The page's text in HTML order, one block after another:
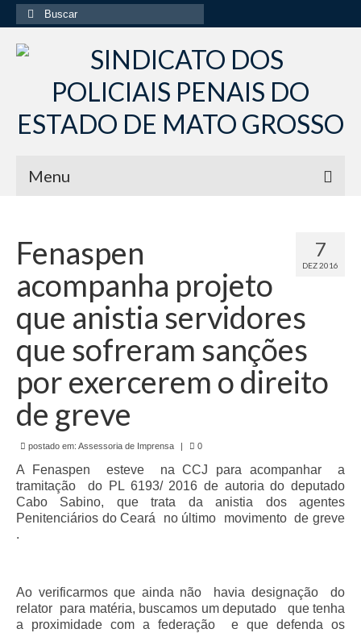
Buscar
por:
Menu
Institucional
Diretoria Sindsppen
Histórico do Sindsppen
Histórico do Sistema Penitenciário do Estado
Estatuto do Sindsppen
Tabela Salarial do Sistema Penitenciário
Serviços prestados pelo Sindicato dos
Servidores Penitenciários de Mato Grosso
Artigos
7
DEZ 2016
Fenaspen
acompanha projeto
que anistia servidores
que sofreram sanções
por exercerem o direito
de greve
postado em: Assessoria de Imprensa | 0
A Fenaspen esteve na CCJ para acompanhar a
tramitação do PL 6193/ 2016 de autoria do deputado
Cabo Sabino, que trata da anistia dos agentes
Penitenciários do Ceará no último movimento de greve
.
Ao verificarmos que ainda não havia designação do
relator para matéria, buscamos um deputado que tenha
a proximidade com a federação e que defenda os